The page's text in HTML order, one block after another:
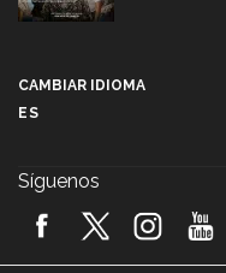
2026! (video)
CAMBIAR IDIOMA
ES
Síguenos